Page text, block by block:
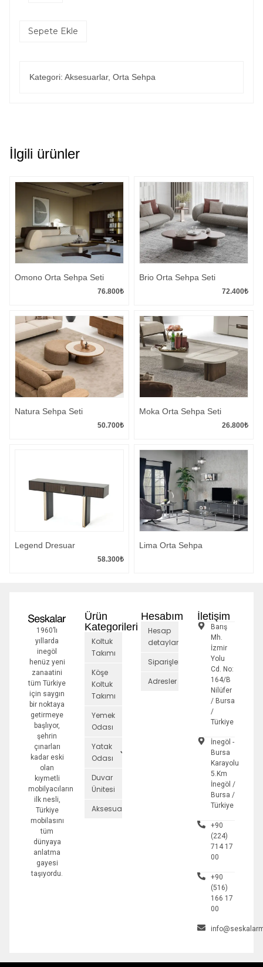
Sepete Ekle
Kategori: Aksesuarlar, Orta Sehpa
İlgili ürünler
Omono Orta Sehpa Seti
76.800₺
Brio Orta Sehpa Seti
72.400₺
Natura Sehpa Seti
50.700₺
Moka Orta Sehpa Seti
26.800₺
Legend Dresuar
58.300₺
Lima Orta Sehpa
1960’lı
yıllarda
inegöl
henüz yeni
zanaatini
tüm Türkiye
için saygın
bir noktaya
getirmeye
başlıyor,
şehrin
çınarları
kadar eski
olan
kıymetli
mobilyacıların
ilk nesli,
Türkiye
mobilasını
tüm
dünyaya
anlatma
gayesi
taşıyordu.
Ürün
Kategorileri
Koltuk
Takımı
Köşe
Koltuk
Takımı
Yemek
Odası
Yatak
Odası
Duvar
Ünitesi
Aksesuarlar
Hesabım
Hesap
detayları
Siparişler
Adresler
İletişim
Barış
Mh.
İzmir
Yolu
Cd. No:
164/B
Nilüfer
/ Bursa
/
Türkiye
İnegöl -
Bursa
Karayolu
5.Km
İnegöl /
Bursa /
Türkiye
+90
(224)
714 17
00
+90
(516)
166 17
00